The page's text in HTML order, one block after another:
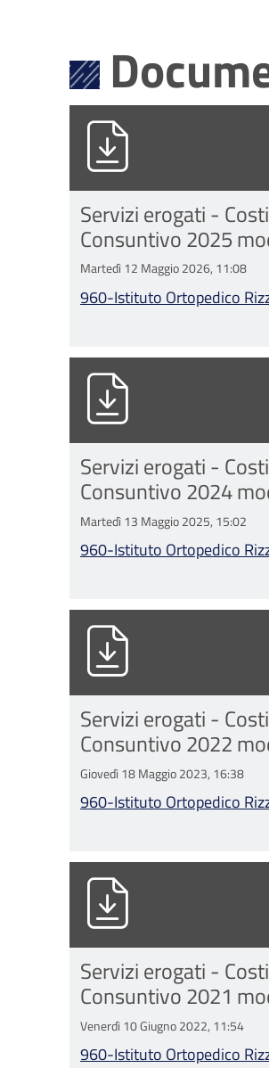
960-Istituto
Servizi erogati -
Consuntivo 2025
Martedì 12 Maggio 2026, 11:08
960-Istituto Ortopedico
960-Istituto
Servizi erogati -
Consuntivo 2024
Martedì 13 Maggio 2025, 15:02
960-Istituto Ortopedico
960-Istituto
Servizi erogati -
Consuntivo 2022
Giovedì 18 Maggio 2023, 16:38
960-Istituto Ortopedico
960-Istituto
Servizi erogati -
Consuntivo 2021
Venerdì 10 Giugno 2022, 11:54
960-Istituto Ortopedico